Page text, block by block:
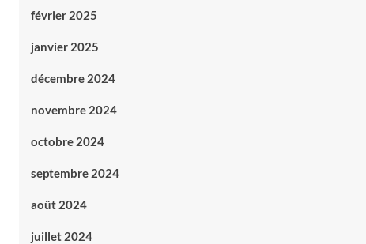
février 2025
janvier 2025
décembre 2024
novembre 2024
octobre 2024
septembre 2024
août 2024
juillet 2024